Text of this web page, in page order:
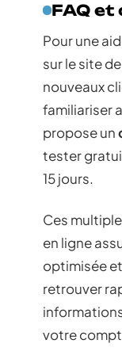
FAQ et
Pour une
sur le site
nouveaux
familiariser
propose un
tester
15 jours.
Ces
en ligne
optimisée
retrouver
votre